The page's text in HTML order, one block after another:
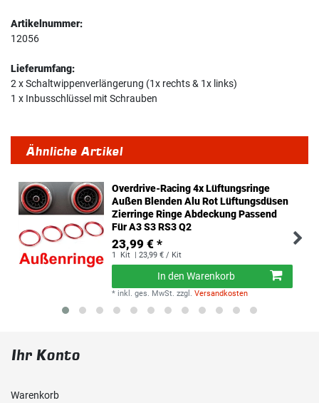
Artikelnummer:
12056
Lieferumfang:
2 x Schaltwippenverlängerung (1x rechts & 1x links)
1 x Inbusschlüssel mit Schrauben
Ähnliche Artikel
Overdrive-Racing 4x Lüftungsringe
Außen Blenden Alu Rot Lüftungsdüsen
Zierringe Ringe Abdeckung Passend
Für A3 S3 RS3 Q2
23,99 € *
1 Kit | 23,99 € / Kit
In den Warenkorb
* inkl. ges. MwSt. zzgl.Versandkosten
Ihr Konto
Warenkorb